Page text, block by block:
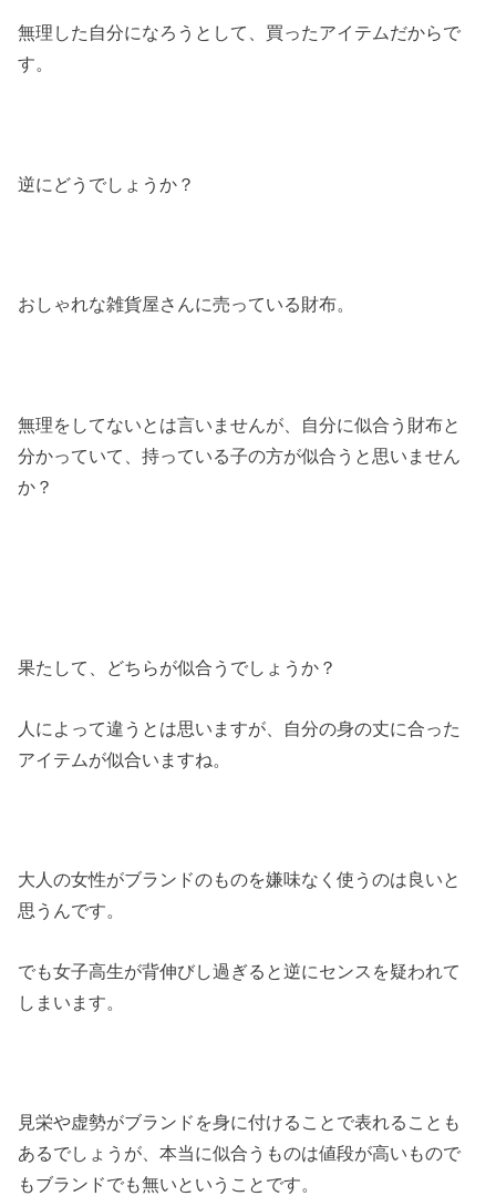
無理した自分になろうとして、買ったアイテムだからで
す。
逆にどうでしょうか？
おしゃれな雑貨屋さんに売っている財布。
無理をしてないとは言いませんが、自分に似合う財布と
分かっていて、持っている子の方が似合うと思いません
か？
果たして、どちらが似合うでしょうか？
人によって違うとは思いますが、自分の身の丈に合った
アイテムが似合いますね。
大人の女性がブランドのものを嫌味なく使うのは良いと
思うんです。
でも女子高生が背伸びし過ぎると逆にセンスを疑われて
しまいます。
見栄や虚勢がブランドを身に付けることで表れることも
あるでしょうが、本当に似合うものは値段が高いもので
もブランドでも無いということです。